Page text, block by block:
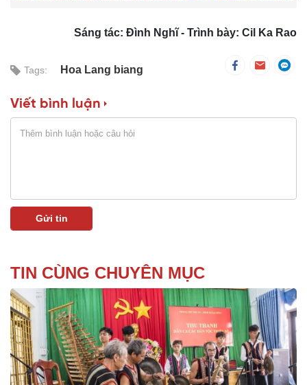
Sáng tác: Đình Nghĩ - Trình bày: Cil Ka Rao
Tags: Hoa Lang biang
Viết bình luận
TIN CÙNG CHUYÊN MỤC